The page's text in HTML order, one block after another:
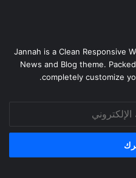
Jannah is a Clean Responsive
News and Blog theme.
completely customize